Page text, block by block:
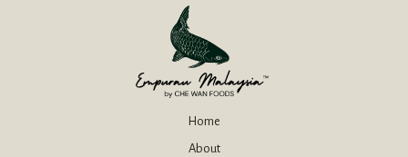
Home
About